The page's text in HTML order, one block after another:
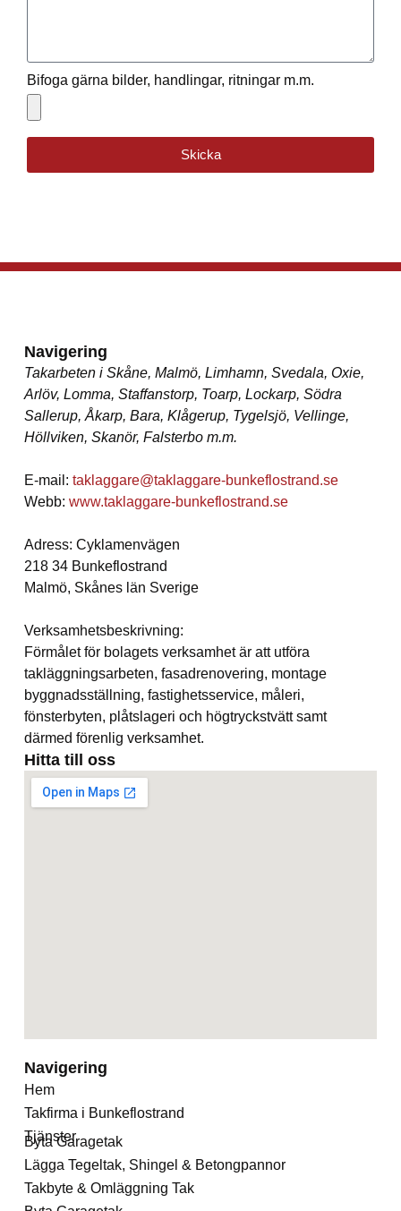
Bifoga gärna bilder, handlingar, ritningar m.m.
Skicka
Navigering
Takarbeten i Skåne, Malmö, Limhamn, Svedala, Oxie,
Arlöv, Lomma, Staffanstorp, Toarp, Lockarp, Södra
Sallerup, Åkarp, Bara, Klågerup, Tygelsjö, Vellinge,
Höllviken, Skanör, Falsterbo m.m.
E-mail: taklaggare@taklaggare-bunkeflostrand.se
Webb: www.taklaggare-bunkeflostrand.se
Adress: Cyklamenvägen
218 34 Bunkeflostrand
Malmö, Skånes län Sverige
Verksamhetsbeskrivning:
Förmålet för bolagets verksamhet är att utföra
takläggningsarbeten, fasadrenovering, montage
byggnadsställning, fastighetsservice, måleri,
fönsterbyten, plåtslageri och högtryckstvätt samt
därmed förenlig verksamhet.
Hitta till oss
Navigering
Hem
Takfirma i Bunkeflostrand
Tjänster
Byta Garagetak
Lägga Tegeltak, Shingel & Betongpannor
Takbyte & Omläggning Tak